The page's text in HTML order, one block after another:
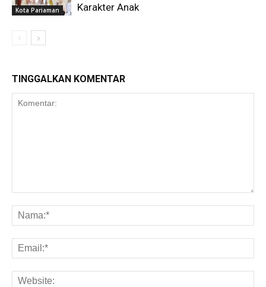
Kota Pariaman
Karakter Anak
TINGGALKAN KOMENTAR